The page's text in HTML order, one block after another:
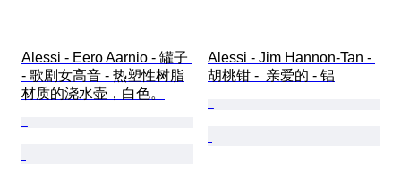
Alessi - Eero Aarnio - 罐子
- 歌剧女高音 - 热塑性树脂
材质的浇水壶，白色。
Alessi - Jim Hannon-Tan -
胡桃钳 -  亲爱的 - 铝